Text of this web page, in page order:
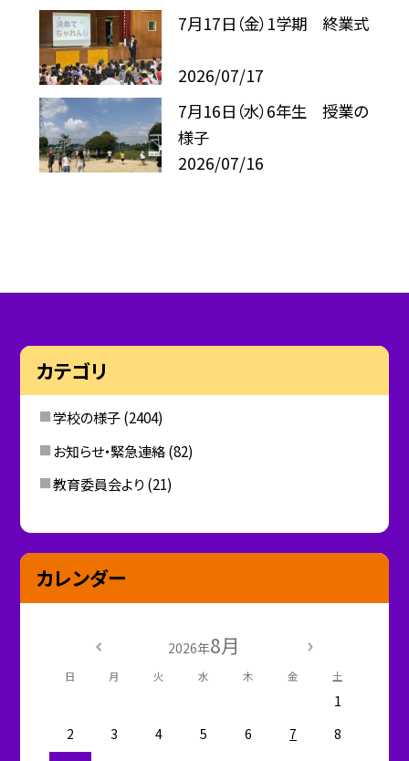
7月17日（金）1学期 終業式
2026/07/17
7月16日（水）6年生 授業の
様子
2026/07/16
カテゴリ
学校の様子(2404)
お知らせ・緊急連絡(82)
教育委員会より (21)
カレンダー
2026年8月
日 月 火 水 木 金 土
1
2
3 4 5 6 7
8